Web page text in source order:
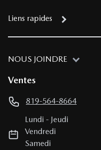
Liens rapides
NOUS JOINDRE
Ventes
819-564-8664
Lundi - Jeudi
Vendredi
Samedi